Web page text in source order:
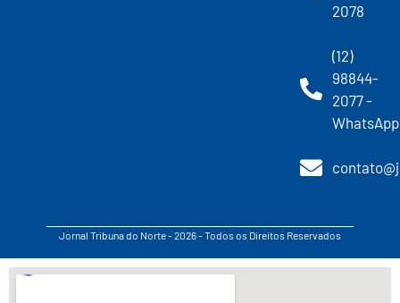
2078
(12)
98844-
2077 -
WhatsApp
Jornal Tribuna do Norte - 2026 - Todos os Direitos Reservados